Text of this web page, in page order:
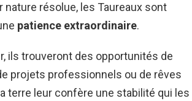
résolue, les Taureaux sont
patience extraordinaire.
ils trouveront des opportunités de
projets professionnels ou de rêves
terre leur confère une stabilité qui les